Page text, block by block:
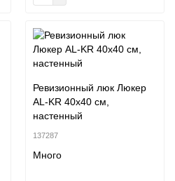
Ревизионный люк Люкер
AL-KR 40x40 см,
настенный
137287
Много